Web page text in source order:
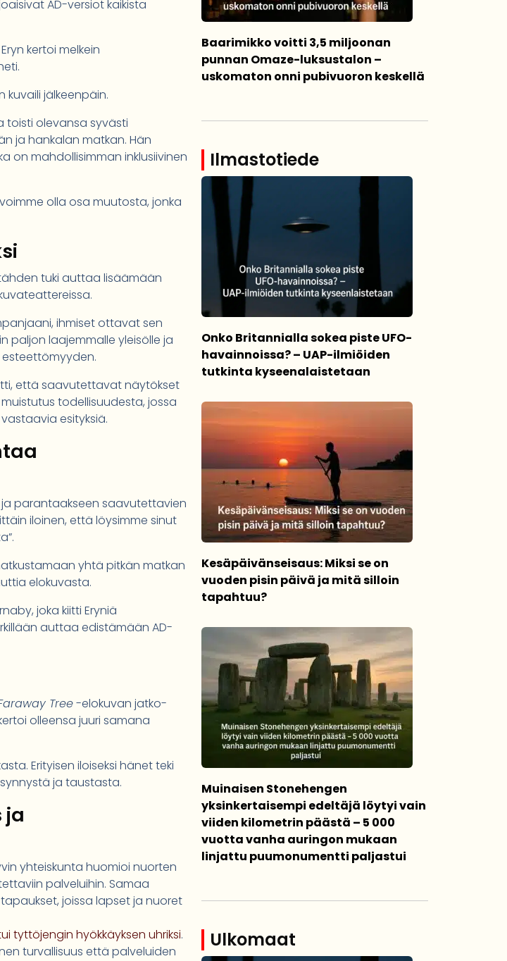
AD-versiot kaikista
kertoi melkein
kuvaili jälkeenpäin.
toisti olevansa syvästi
ja hankalan matkan. Hän
on mahdollisimman inklusiivinen
olla osa muutosta, jonka
tuki auttaa lisäämään
ihmiset ottavat sen
paljon laajemmalle yleisölle ja
että saavutettavat näytökset
todellisuudesta, jossa
esityksiä.
parantaakseen saavutettavien
iloinen, että löysimme sinut
yhtä pitkän matkan
elokuvasta.
joka kiitti Eryniä
auttaa edistämään AD-
Tree-elokuvan jatko-
olleensa juuri samana
Erityisen iloiseksi hänet teki
ja taustasta.
ja
yhteiskunta huomioi nuorten
palveluihin. Samaa
joissa lapset ja nuoret
tyttöjengin hyökkäyksen uhriksi.
turvallisuus että palveluiden
Baarimikko voitti 3,5 miljoonan
punnan Omaze-luksustalon –
uskomaton onni pubivuoron keskellä
Ilmastotiede
Onko Britannialla sokea piste UFO-
havainnoissa? – UAP-ilmiöiden
tutkinta kyseenalaistetaan
Kesäpäivänseisaus: Miksi se on
vuoden pisin päivä ja mitä silloin
tapahtuu?
Muinaisen Stonehengen
yksinkertaisempi edeltäjä löytyi vain
viiden kilometrin päästä – 5 000
vuotta vanha auringon mukaan
linjattu puumonumentti paljastui
Ulkomaat